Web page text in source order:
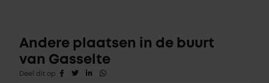
Andere plaatsen in de buurt
van Gasselte
Deel dit op